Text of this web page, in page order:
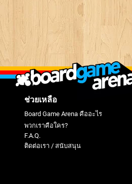
ช่วยเหลือ
Board Game Arena คืออะไร
พวกเราคือใคร?
F.A.Q.
ติดต่อเรา / สนับสนุน